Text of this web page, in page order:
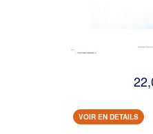
VOIR EN DETAILS